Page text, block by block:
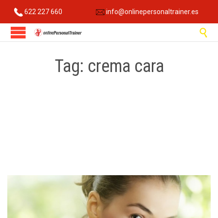
622 227 660 info@onlinepersonaltrainer.es

Tag: crema cara